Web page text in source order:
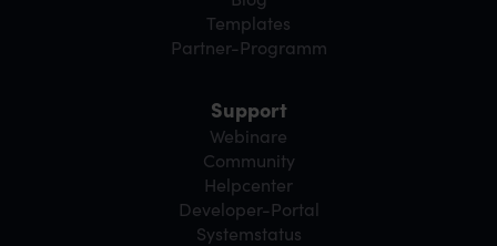
Templates
Partner-Programm
Support
Webinare
Community
Helpcenter
Developer-Portal
Systemstatus